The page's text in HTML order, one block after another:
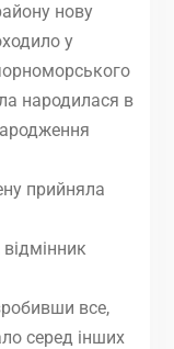
нову
у
народилася в
прийняла
все,
серед інших